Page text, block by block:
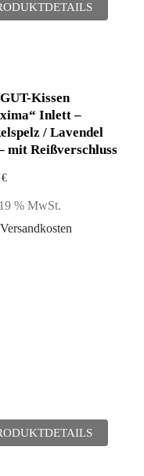
Kissen
Inlett –
/ Lavendel
mit Reißverschluss
€
% MwSt.
Versandkosten